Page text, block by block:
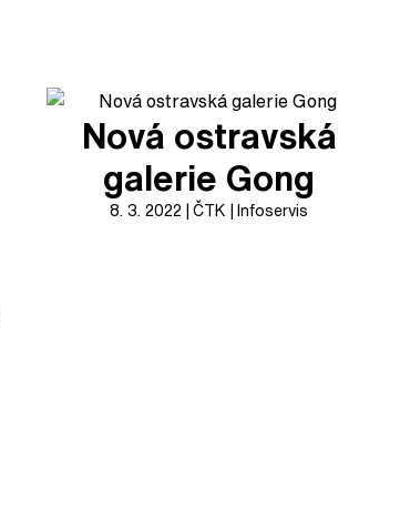
Nová ostravská
galerie Gong
8. 3. 2022 ČTK Infoservis